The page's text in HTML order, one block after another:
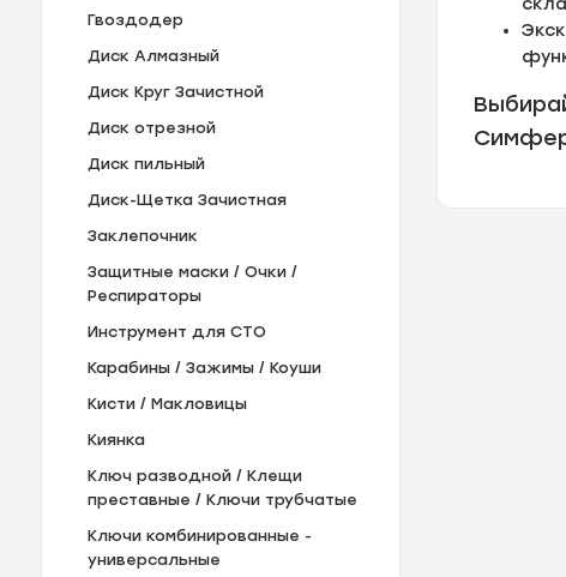
Гвоздодер
Диск Алмазный
Диск Круг Зачистной
Диск отрезной
Диск пильный
Диск-Щетка Зачистная
Заклепочник
Защитные маски / Очки /
Респираторы
Инструмент для СТО
Карабины / Зажимы / Коуши
Кисти / Макловицы
Киянка
Ключ разводной / Клещи
преставные / Ключи трубчатые
Ключи комбинированные -
универсальные